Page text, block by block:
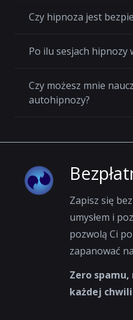
Czy hipnoza jest
Po ilu sesjach hipnozy
Czy możesz mnie
autohipnozy?
Zapisz się
umysłem i
pozwolą Ci
zapanować
Zero spamu,
każdej